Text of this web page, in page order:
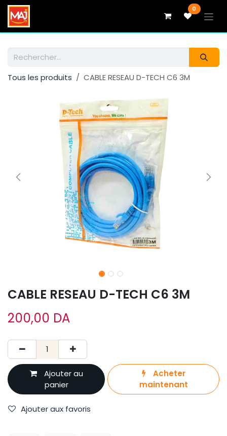
Se rendre au contenu 0
Tous les produits CABLE RESEAU D-TECH C6 3M
CABLE RESEAU D-TECH C6 3M
200,00 DA
Ajouter au
panier
Acheter
maintenant
Ajouter aux favoris